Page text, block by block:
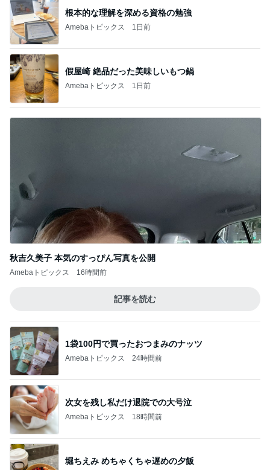
根本的な理解を深める資格の勉強
Amebaトピックス 1日前
假屋崎 絶品だった美味しいもつ鍋
Amebaトピックス 1日前
秋吉久美子 本気のすっぴん写真を公開
Amebaトピックス 16時間前
記事を読む
1袋100円で買ったおつまみのナッツ
Amebaトピックス 24時間前
次女を残し私だけ退院での大号泣
Amebaトピックス 18時間前
堀ちえみ めちゃくちゃ遅めの夕飯